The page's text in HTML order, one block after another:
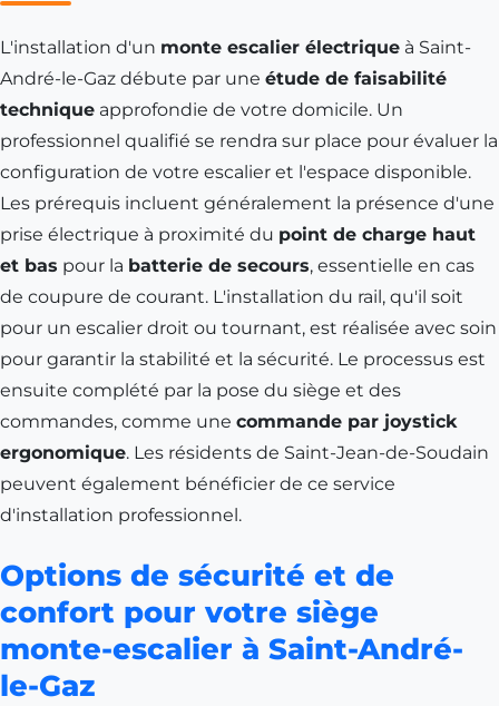
L'installation d'un monte escalier électrique à Saint-
André-le-Gaz débute par une étude de faisabilité
technique approfondie de votre domicile. Un
professionnel qualifié se rendra sur place pour évaluer la
configuration de votre escalier et l'espace disponible.
Les prérequis incluent généralement la présence d'une
prise électrique à proximité du point de charge haut
et bas pour la batterie de secours, essentielle en cas
de coupure de courant. L'installation du rail, qu'il soit
pour un escalier droit ou tournant, est réalisée avec soin
pour garantir la stabilité et la sécurité. Le processus est
ensuite complété par la pose du siège et des
commandes, comme une commande par joystick
ergonomique. Les résidents de Saint-Jean-de-Soudain
peuvent également bénéficier de ce service
d'installation professionnel.
Options de sécurité et de
confort pour votre siège
monte-escalier à Saint-André-
le-Gaz